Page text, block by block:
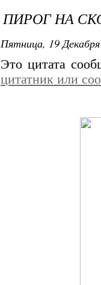
ПИРОГ НА
Пятница, 19
Это цитата
цитатник или